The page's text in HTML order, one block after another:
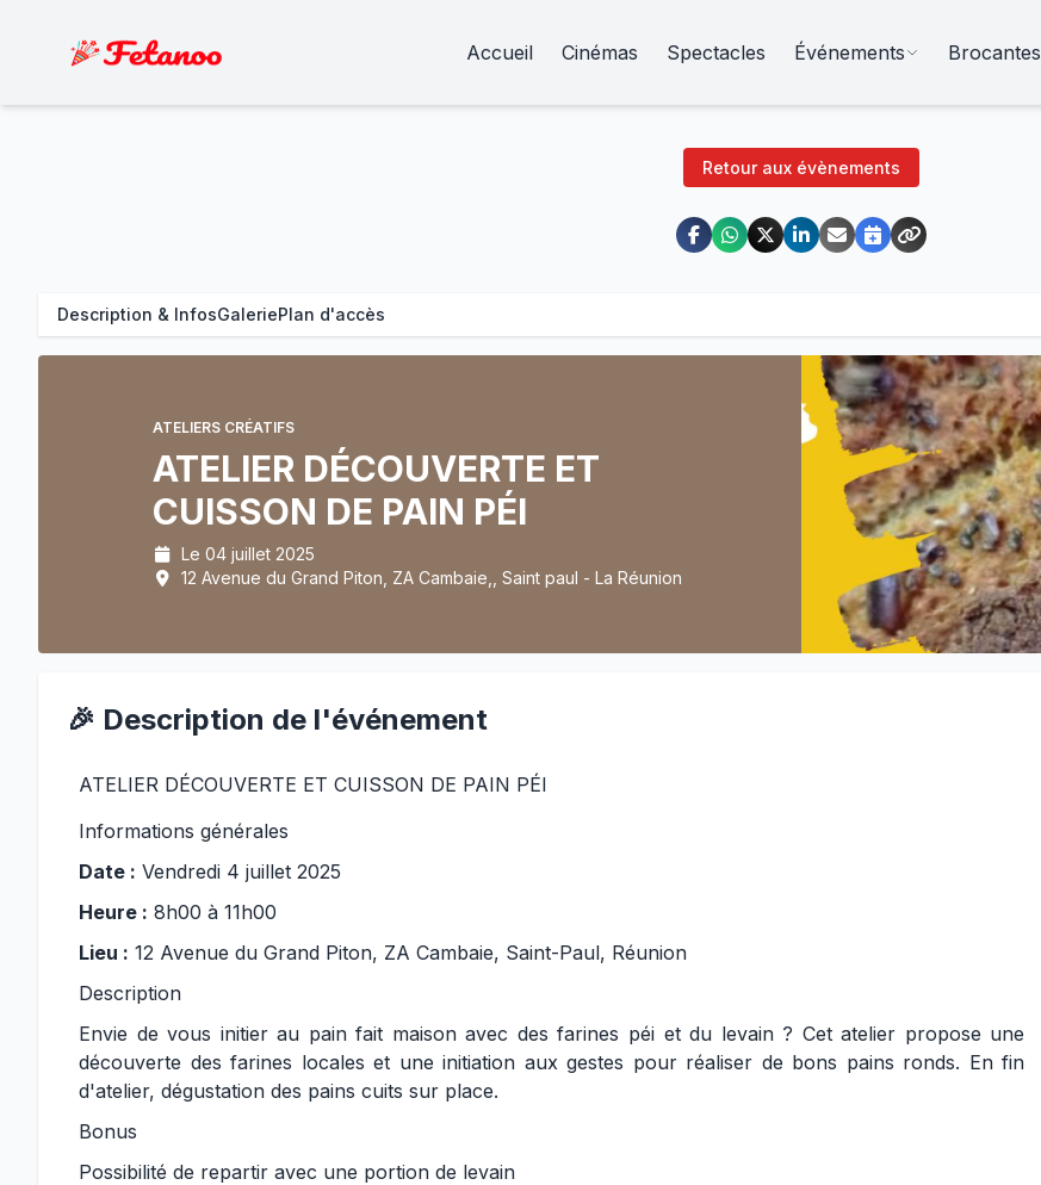
Accueil Cinémas Spectacles Événements Brocantes
Retour aux évènements
Description & InfosGaleriePlan d'accès
ATELIERS CRÉATIFS
ATELIER DÉCOUVERTE ET
CUISSON DE PAIN PÉI
Le 04 juillet 2025
12 Avenue du Grand Piton, ZA Cambaie,, Saint paul - La Réunion
🎉 Description de l'événement
ATELIER DÉCOUVERTE ET CUISSON DE PAIN PÉI
Informations générales
Date : Vendredi 4 juillet 2025
Heure : 8h00 à 11h00
Lieu : 12 Avenue du Grand Piton, ZA Cambaie, Saint-Paul, Réunion
Description
Envie de vous initier au pain fait maison avec des farines péi et du levain ? Cet atelier propose une
découverte des farines locales et une initiation aux gestes pour réaliser de bons pains ronds. En fin
d'atelier, dégustation des pains cuits sur place.
Bonus
Possibilité de repartir avec une portion de levain